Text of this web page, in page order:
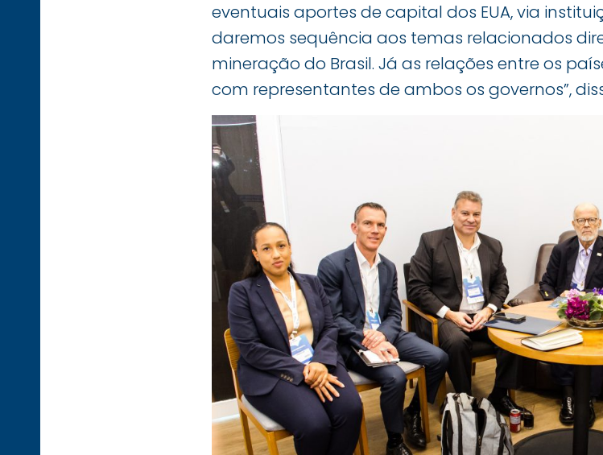
eventuais aportes de capital dos EUA, via
daremos sequência aos temas relacionados
mineração do Brasil. Já as relações entre os
com representantes de ambos os governos”,